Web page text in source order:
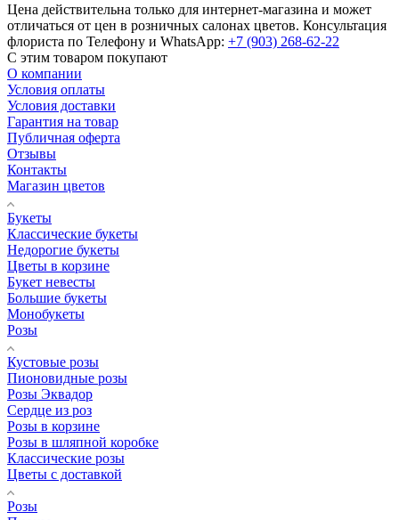
Цена действительна только для интернет-магазина и может
отличаться от цен в розничных салонах цветов. Консультация
флориста по Телефону и WhatsApp: +7 (903) 268-62-22
С этим товаром покупают
О компании
Условия оплаты
Условия доставки
Гарантия на товар
Публичная оферта
Отзывы
Контакты
Магазин цветов
Букеты
Классические букеты
Недорогие букеты
Цветы в корзине
Букет невесты
Большие букеты
Монобукеты
Розы
Кустовые розы
Пионовидные розы
Розы Эквадор
Сердце из роз
Розы в корзине
Розы в шляпной коробке
Классические розы
Цветы с доставкой
Розы